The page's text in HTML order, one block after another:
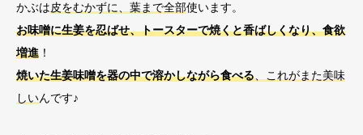
かぶは皮をむかずに、葉まで全部使います。
お味噌に生姜を忍ばせ、トースターで焼くと香ばしくなり、食欲
増進 ！
焼いた生姜味噌を器の中で溶かしながら食べる 、これがまた美味
しいんです♪